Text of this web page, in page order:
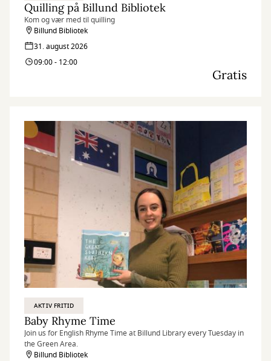
Quilling på Billund Bibliotek
Kom og vær med til quilling
Billund Bibliotek
31. august 2026
09:00 - 12:00
Gratis
AKTIV FRITID
Baby Rhyme Time
Join us for English Rhyme Time at Billund Library every Tuesday in
the Green Area.
Billund Bibliotek